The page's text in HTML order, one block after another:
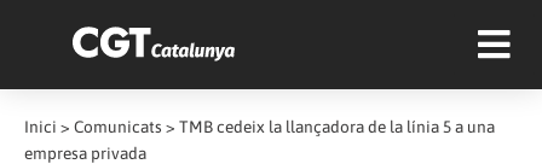
Inici > Comunicats > TMB cedeix la llançadora de la línia 5 a una
empresa privada